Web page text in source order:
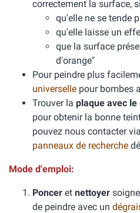
correctement la surface,
qu'elle ne se tende
qu'elle laisse un
que la surface
d'orange"
Pour peindre plus
universelle pour bombes
Trouver la plaque avec
pour obtenir la bonne
pouvez nous contacter via
panneaux de recherche
Mode d'emploi:
Poncer et nettoyer
de peindre avec un